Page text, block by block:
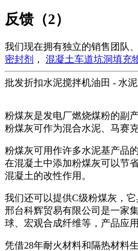
反馈（2）
我们现在拥有独立的销售团队
密封剂
， 混凝土车道坑洞填充
批发折扣水泥搅拌机油田 - 水
粉煤灰是发电厂燃烧煤粉的副
粉煤灰可作为混合水泥、马赛
粉煤灰可用作许多水泥基产品
在混凝土中添加粉煤灰可以节
混凝土的改性作用。
我们还可以提供C级粉煤灰，
邢台科辉贸易有限公司是一家
球、宏观合成纤维等，产品应
凭借28年耐火材料和隔热材料